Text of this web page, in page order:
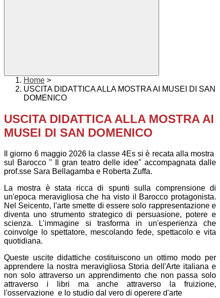
Home >
USCITA DIDATTICA ALLA MOSTRA AI MUSEI DI SAN
DOMENICO
USCITA DIDATTICA ALLA MOSTRA AI
MUSEI DI SAN DOMENICO
Il giorno 6 maggio 2026 la classe 4Es si è recata alla mostra
sul Barocco " Il gran teatro delle idee" accompagnata dalle
prof.sse Sara Bellagamba e Roberta Zuffa.
La mostra è stata ricca di spunti sulla comprensione di
un'epoca meravigliosa che ha visto il Barocco protagonista.
Nel Seicento, l'arte smette di essere solo rappresentazione e
diventa uno strumento strategico di persuasione, potere e
scienza. L’immagine si trasforma in un'esperienza che
coinvolge lo spettatore, mescolando fede, spettacolo e vita
quotidiana.
Queste uscite didattiche costituiscono un ottimo modo per
apprendere la nostra meravigliosa Storia dell'Arte italiana e
non solo attraverso un apprendimento che non passa solo
attraverso i libri ma anche attraverso la fruizione,
l'osservazione e lo studio dal vero di operere d'arte